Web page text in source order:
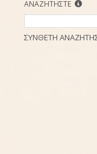
ΑΝΑΖΗΤΗΣΤΕ
ΣΥΝΘΕΤΗ